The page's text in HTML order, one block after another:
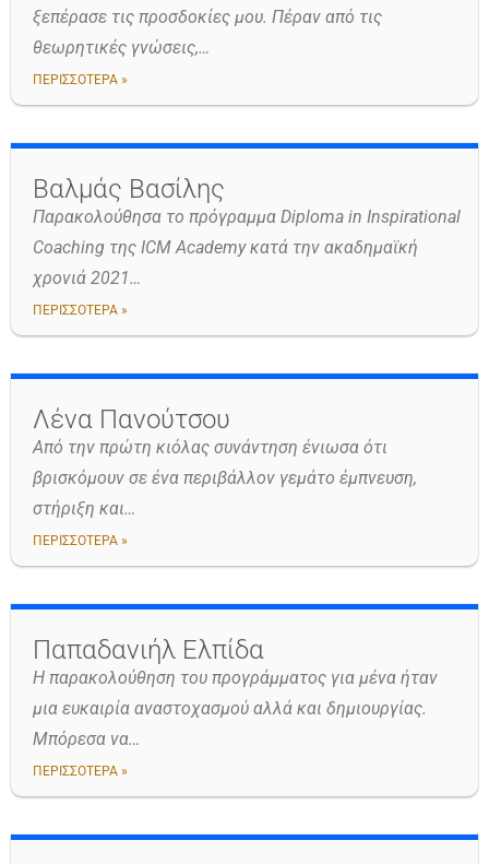
ξεπέρασε τις προσδοκίες μου. Πέραν από τις
θεωρητικές γνώσεις,…
ΠΕΡΙΣΣΟΤΕΡΑ »
Βαλμάς Βασίλης
Παρακολούθησα το πρόγραμμα Diploma in Inspirational
Coaching της ICM Academy κατά την ακαδημαϊκή
χρονιά 2021…
ΠΕΡΙΣΣΟΤΕΡΑ »
Λένα Πανούτσου
Από την πρώτη κιόλας συνάντηση ένιωσα ότι
βρισκόμουν σε ένα περιβάλλον γεμάτο έμπνευση,
στήριξη και…
ΠΕΡΙΣΣΟΤΕΡΑ »
Παπαδανιήλ Ελπίδα
Η παρακολούθηση του προγράμματος για μένα ήταν
μια ευκαιρία αναστοχασμού αλλά και δημιουργίας.
Μπόρεσα να…
ΠΕΡΙΣΣΟΤΕΡΑ »